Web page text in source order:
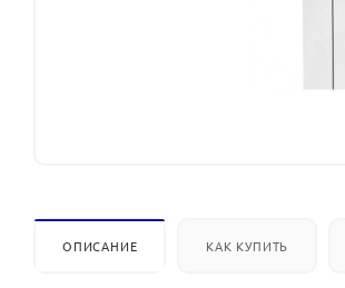
ОПИСАНИЕ КАК КУПИТЬ